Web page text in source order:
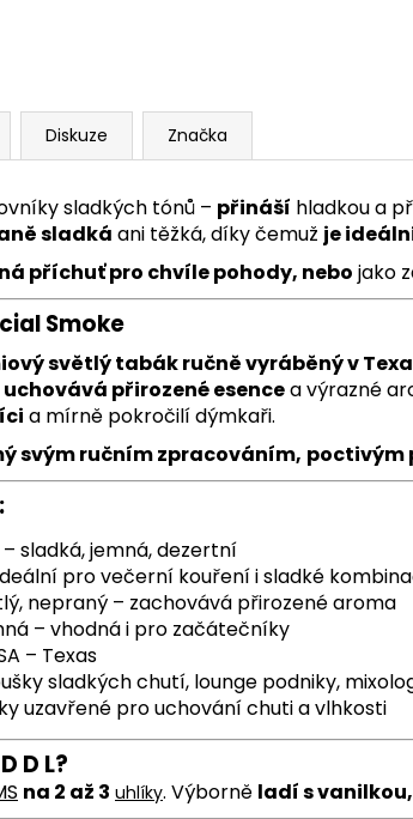
Diskuze Značka
sladkých tónů – přináší hladkou a
sladká ani těžká, díky čemuž je
příchuť pro chvíle pohody, nebo jako
Smoke
světlý tabák ručně vyráběný v
uchovává přirozené esencea výrazné
a mírně pokročilí dýmkaři.
svým ručním zpracováním, poctivým
sladká, jemná, dezertní
pro večerní kouření i sladké
nepraný – zachovává přirozené aroma
– vhodná i pro začátečníky
– Texas
sladkých chutí, lounge podniky,
uzavřené pro uchování chuti a vlhkosti
D L?
na 2 až 3 uhlíky. Výborně ladí s